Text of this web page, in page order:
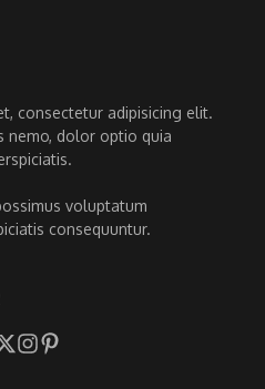
consectetur adipisicing elit.
nemo, dolor optio quia
voluptatum
consequuntur.